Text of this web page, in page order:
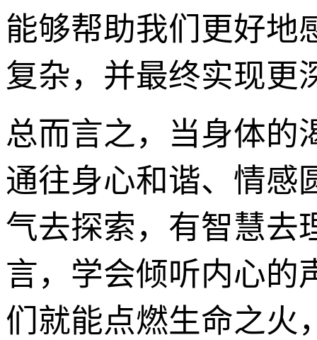
能够帮助我们更好地
复杂，并最终实现更
总而言之，当身体的
通往身心和谐、情感
气去探索，有智慧去
言，学会倾听内心的
们就能点燃生命之火